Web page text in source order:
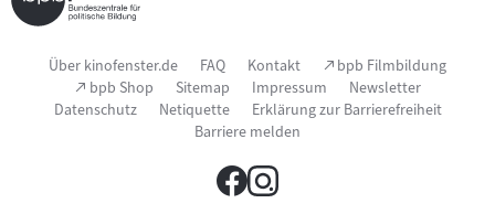
Seitenfußnavigation
Über kinofenster.de FAQ Kontakt (Link
öffnet
im
neuen
bpb Filmbildung
(Link
öffnet
im
bpb Shop Sitemap Impressum
Newsletter
Datenschutz
Netiquette
Erklärung zur Barrierefreiheit
Barriere melden